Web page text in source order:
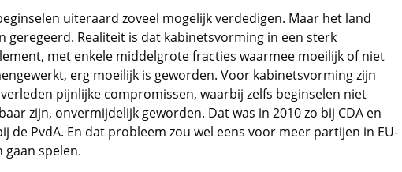
uiteraard zoveel mogelijk verdedigen. Maar het land
geregeerd. Realiteit is dat kabinetsvorming in een sterk
met enkele middelgrote fracties waarmee moeilijk of niet
erg moeilijk is geworden. Voor kabinetsvorming zijn
pijnlijke compromissen, waarbij zelfs beginselen niet
zijn, onvermijdelijk geworden. Dat was in 2010 zo bij CDA en
de PvdA. En dat probleem zou wel eens voor meer partijen in EU-
spelen.